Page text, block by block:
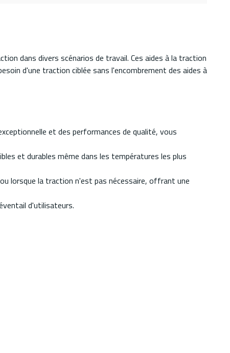
dans divers scénarios de travail. Ces aides à la traction
d'une traction ciblée sans l'encombrement des aides à
et des performances de qualité, vous
et durables même dans les températures les plus
lorsque la traction n'est pas nécessaire, offrant une
d'utilisateurs.